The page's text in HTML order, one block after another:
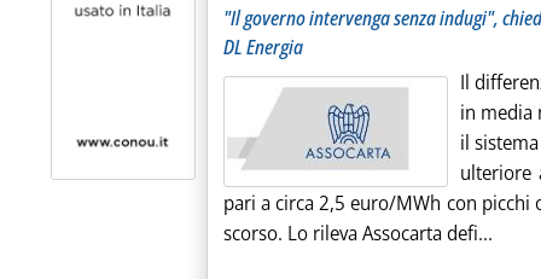
"Il governo intervenga senza indugi",
DL Energia
Il
in media
il
ulteriore
pari a circa 2,5 euro/MWh con
scorso. Lo rileva Assocarta defi...